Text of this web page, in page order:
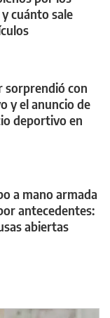
cuánto sale
sorprendió con
y el anuncio de
deportivo en
a mano armada
antecedentes:
abiertas